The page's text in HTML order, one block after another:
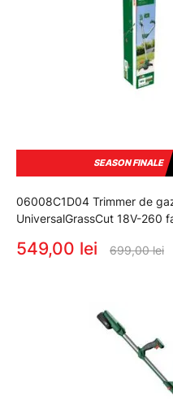
SEASON FINALE
06008C1D04 Trimmer de
UniversalGrassCut 18V-260
549,00 lei 699,00 lei